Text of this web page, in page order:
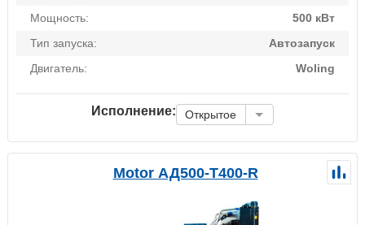
Мощность:
500 кВт
Тип запуска:
Автозапуск
Двигатель:
Woling
Исполнение: Открытое
Motor АД500-Т400-R